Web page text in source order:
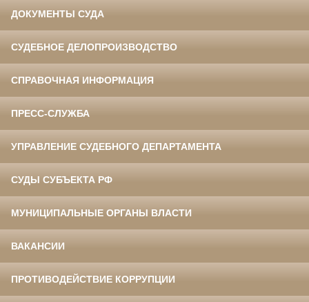
ДОКУМЕНТЫ СУДА
СУДЕБНОЕ ДЕЛОПРОИЗВОДСТВО
СПРАВОЧНАЯ ИНФОРМАЦИЯ
ПРЕСС-СЛУЖБА
УПРАВЛЕНИЕ СУДЕБНОГО ДЕПАРТАМЕНТА
СУДЫ СУБЪЕКТА РФ
МУНИЦИПАЛЬНЫЕ ОРГАНЫ ВЛАСТИ
ВАКАНСИИ
ПРОТИВОДЕЙСТВИЕ КОРРУПЦИИ